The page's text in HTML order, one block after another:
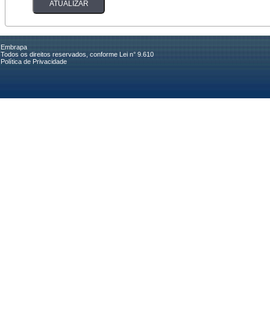
Embrapa
Todos os direitos reservados, conforme Lei n° 9.610
Política de Privacidade